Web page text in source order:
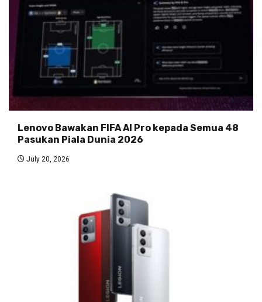
Lenovo Bawakan FIFA AI Pro kepada Semua 48
Pasukan Piala Dunia 2026
July 20, 2026